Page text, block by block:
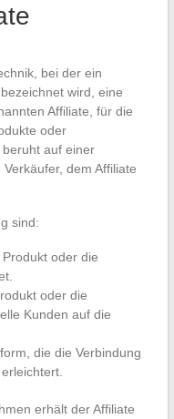
bei der ein
wird, eine
Affiliate, für die
oder
auf einer
dem Affiliate
sind:
oder die
oder die
Kunden auf die
die die Verbindung
erhält der Affiliate